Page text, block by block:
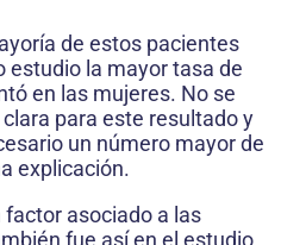
de estos pacientes
estudio la mayor tasa de
en las mujeres. No se
para este resultado y
un número mayor de
explicación.
asociado a las
fue así en el estudio